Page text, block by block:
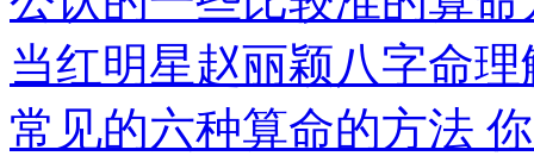
当红明星赵丽颖八字命理
常见的六种算命的方法